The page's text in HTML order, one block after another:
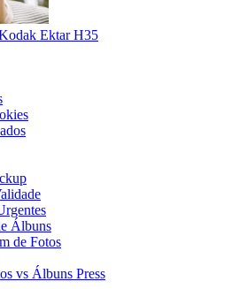
Ektar H35
Álbuns
de Fotos
vs Álbuns Press